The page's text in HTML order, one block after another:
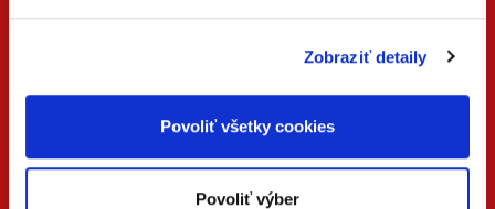
Zobraziť detaily
Povoliť všetky cookies
Povoliť výber
VERZIA
KONTAKTUJTE NÁS